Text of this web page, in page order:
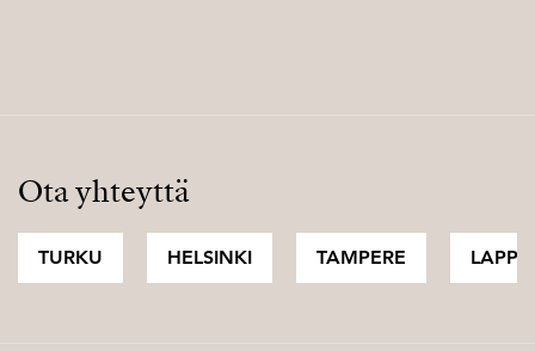
Ota yhteyttä
TURKU HELSINKI TAMPERE LAPPI